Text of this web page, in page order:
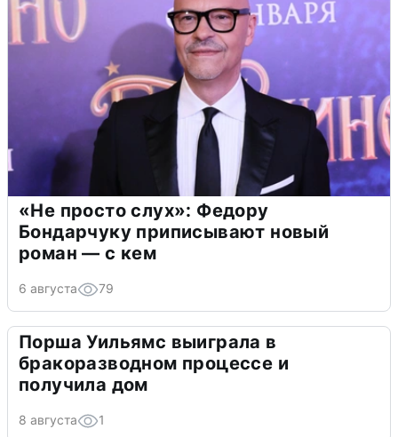
«Не просто слух»: Федору
Бондарчуку приписывают новый
роман — с кем
6 августа 79
Порша Уильямс выиграла в
бракоразводном процессе и
получила дом
8 августа 1